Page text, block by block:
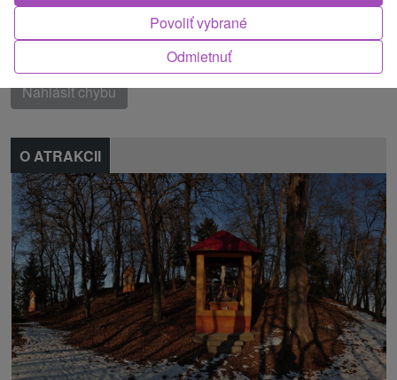
Slovenské rudohorie, Pohronie, Poľana
Našli ste chybu alebo nám chcete odporučiť novú atrakciu
Nahlásiť chybu
O ATRAKCII
Odmietnuť
Povoliť vybrané